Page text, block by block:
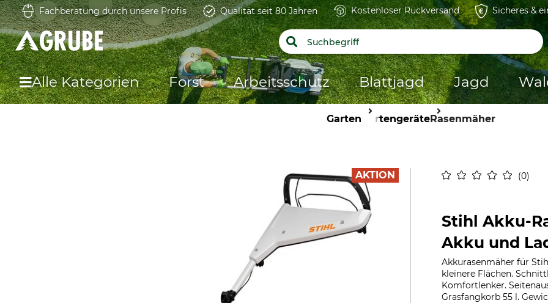
Fachberatung durch unsere Profis Qualität seit 80 Jahren Kostenloser Rückversand Sicheres &
Alle Kategorien Forst Arbeitsschutz Blattjagd Jagd
Garten GartengeräteRasenmäher
0
AKTION
Stihl Akku-
Akku und
Akkurasenmäher für
kleinere Flächen.
Komfortlenker.
Grasfangkorb 55 l.